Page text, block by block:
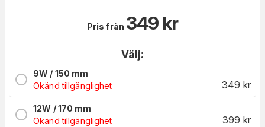
Pris från 349 kr
Välj:
9W / 150 mm
Okänd tillgänglighet
349 kr
12W / 170 mm
Okänd tillgänglighet
399 kr